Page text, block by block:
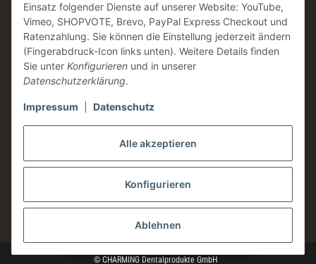
Alle akzeptieren
Konfigurieren
Ablehnen
Einsatz folgender Dienste auf unserer Website: YouTube,
Vimeo, SHOPVOTE, Brevo, PayPal Express Checkout und
Ratenzahlung. Sie können die Einstellung jederzeit ändern
(Fingerabdruck-Icon links unten). Weitere Details finden
Sie unter Konfigurieren und in unserer
Datenschutzerklärung.
Impressum Datenschutz
Zahntechnische Beratung
DE & AT Versandkostenfrei ab 200 € / netto
Informationen
Rechtliches
* Alle Preise zzgl. gesetzlicher USt., zzgl.
© CHARMING Dentalprodukte GmbH